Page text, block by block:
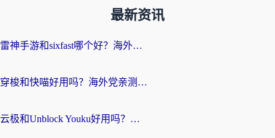
最新资讯
雷神手游和sixfast哪个好？海外党亲测3款回国加速器，教你选对不踩坑
穿梭和快喵好用吗？海外党亲测：小众加速器对比+番茄加速器深度体验
云极和Unblock Youku好用吗？海外党亲测+2026回国加速器避坑指南